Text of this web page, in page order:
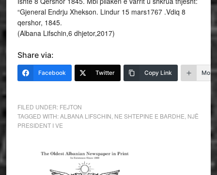
“Gjeneral Endrju Xhekson. Lindur 15 mars1767 .Vdiq 8
qershor, 1845.
(Albana Lifschin,6 dhjetor,2017)
Share via:
Facebook Twitter Copy Link More
FILED UNDER: FEJTON
TAGGED WITH:ALBANA LIFSCHIN NE SHTEPINE E BARDHE NJË
PRESIDENT I VE